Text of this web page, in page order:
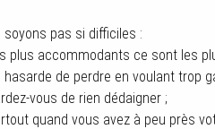
soyons pas si difficiles :
plus accommodants ce sont les
hasarde de perdre en voulant trop
vous de rien dédaigner ;
quand vous avez à peu près